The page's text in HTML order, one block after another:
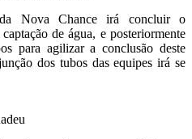
Nova Chance irá concluir o
de água, e posteriormente
para agilizar a conclusão deste
dos tubos das equipes irá se